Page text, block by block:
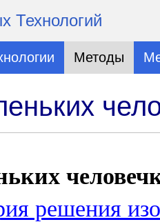
Технологий
Методы
решения